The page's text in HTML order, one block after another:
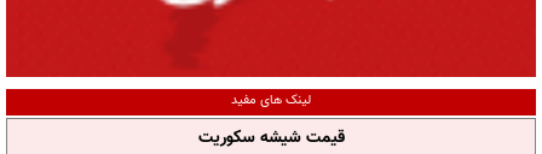
لینک های مفید
قیمت شیشه سکوریت